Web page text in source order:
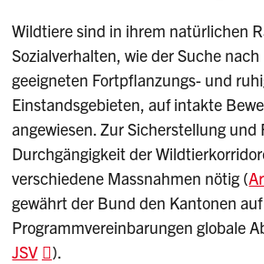
Wildtiere sind in ihrem natürlichen
Sozialverhalten, wie der Suche
geeigneten Fortpflanzungs- und
Einstandsgebieten, auf intakte
angewiesen. Zur Sicherstellung und
Durchgängigkeit der
verschiedene Massnahmen nötig (
gewährt der Bund den Kantonen
Programmvereinbarungen globale
JSV
).